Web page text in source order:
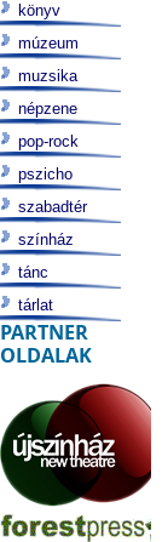
könyv
múzeum
muzsika
népzene
pop-rock
pszicho
szabadtér
színház
tánc
tárlat
PARTNER
OLDALAK